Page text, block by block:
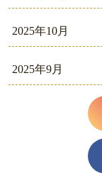
2025年10月
2025年9月